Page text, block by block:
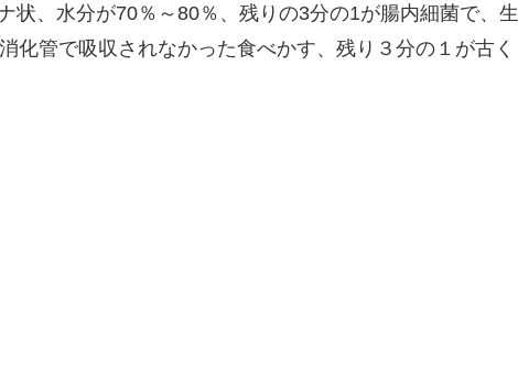
状、水分が70％～80％、残りの3分の1が腸内細菌で、生
化管で吸収されなかった食べかす、残り３分の１が古く